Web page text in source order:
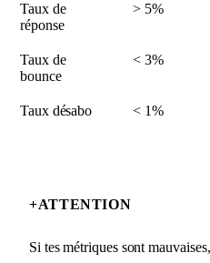
Taux de
réponse
> 5%
Taux de
bounce
< 3%
Taux désabo < 1%
+ATTENTION
Si tes métriques sont